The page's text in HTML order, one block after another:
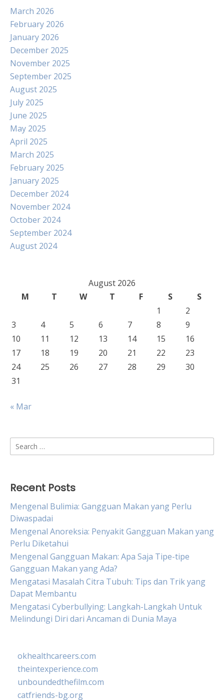
March 2026
February 2026
January 2026
December 2025
November 2025
September 2025
August 2025
July 2025
June 2025
May 2025
April 2025
March 2025
February 2025
January 2025
December 2024
November 2024
October 2024
September 2024
August 2024
August 2026
M
T W T F S
S
1
2
3
4 5 6 7 8
9
10
11 12 13 14 15
16
17
18 19 20 21 22
23
24
25 26 27 28 29
30
31
« Mar
Search
for:
Recent Posts
Mengenal Bulimia: Gangguan Makan yang Perlu
Diwaspadai
Mengenal Anoreksia: Penyakit Gangguan Makan yang
Perlu Diketahui
Mengenal Gangguan Makan: Apa Saja Tipe-tipe
Gangguan Makan yang Ada?
Mengatasi Masalah Citra Tubuh: Tips dan Trik yang
Dapat Membantu
Mengatasi Cyberbullying: Langkah-Langkah Untuk
Melindungi Diri dari Ancaman di Dunia Maya
okhealthcareers.com
theintexperience.com
unboundedthefilm.com
catfriends-bg.org